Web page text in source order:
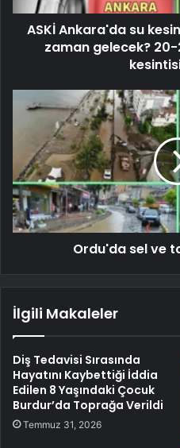
ASKİ Ankara'da su
zaman gelecek? 20-
Ordu'da sel ve
İlgili Makaleler
Diş Tedavisi Sırasında
Hayatını Kaybettiği İddia
Edilen 8 Yaşındaki Çocuk
Burdur’da Toprağa Verildi
Temmuz 31, 2026